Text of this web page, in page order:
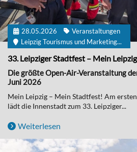
28.05.2026
Veranstaltungen
Leipzig Tourismus und Marketing...
33. Leipziger Stadtfest – Mein Leipzig
Die größte Open-Air-Veranstaltung
Juni 2026
Mein Leipzig – Mein Stadtfest! Am
lädt die Innenstadt zum 33. Leipziger...
Weiterlesen